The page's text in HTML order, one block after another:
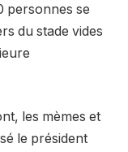
personnes se
du stade vides
les mèmes et
le président